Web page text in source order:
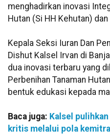
menghadirkan inovasi
Hutan (Si HH Kehutan) dan
Kepala Seksi Iuran Dan
Dishut Kalsel Irvan di
dua inovasi terbaru yang
Perbenihan Tanaman
bentuk edukasi kepada
Baca juga: Kalsel
kritis melalui pola